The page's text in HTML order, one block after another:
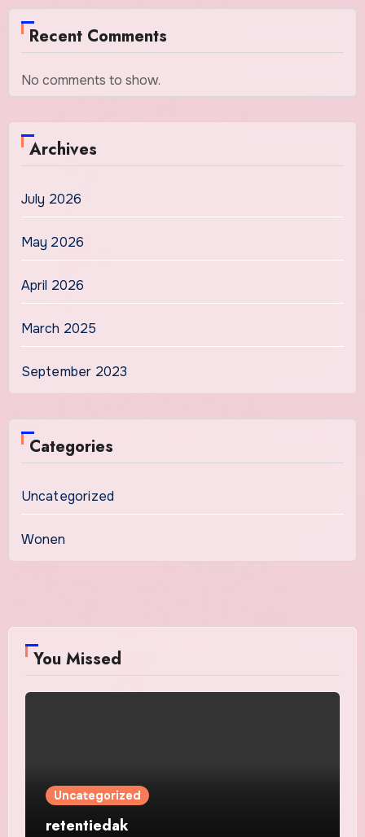
Recent Comments
No comments to show.
Archives
July 2026
May 2026
April 2026
March 2025
September 2023
Categories
Uncategorized
Wonen
You Missed
Uncategorized
retentiedak